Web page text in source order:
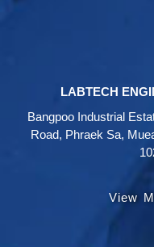
LABTECH
Bangpoo Industrial
Road, Phraek Sa,
View